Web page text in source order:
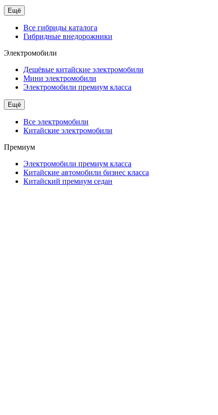
Ещё
Все гибриды каталога
Гибридные внедорожники
Электромобили
Дешёвые китайские электромобили
Мини электромобили
Электромобили премиум класса
Ещё
Все электромобили
Китайские электромобили
Премиум
Электромобили премиум класса
Китайские автомобили бизнес класса
Китайский премиум седан